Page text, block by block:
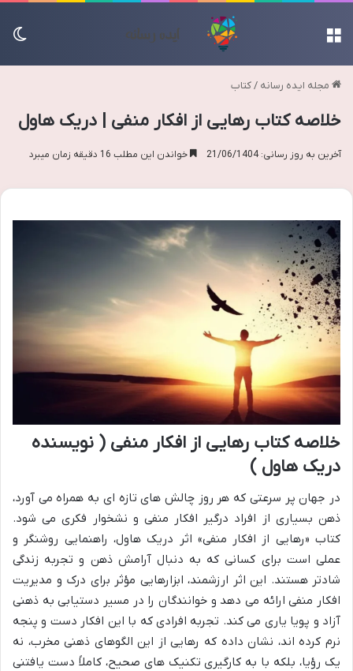
مجله ایده رسانه /کتاب
خلاصه کتاب رهایی از افکار منفی | دریک هاول
آخرین به روز رسانی: 21/06/1404 خواندن این مطلب 16 دقیقه زمان میبرد
خلاصه کتاب رهایی از افکار منفی ( نویسنده
دریک هاول )
در جهان پر سرعتی که هر روز چالش های تازه ای به همراه می آورد،
ذهن بسیاری از افراد درگیر افکار منفی و نشخوار فکری می شود.
کتاب «رهایی از افکار منفی» اثر دریک هاول، راهنمایی روشنگر و
عملی است برای کسانی که به دنبال آرامش ذهن و تجربه زندگی
شادتر هستند. این اثر ارزشمند، ابزارهایی مؤثر برای درک و مدیریت
افکار منفی ارائه می دهد و خوانندگان را در مسیر دستیابی به ذهنی
آزاد و پویا یاری می کند. تجربه افرادی که با این افکار دست و پنجه
نرم کرده اند، نشان داده که رهایی از این الگوهای ذهنی مخرب، نه
یک رؤیا، بلکه با به کارگیری تکنیک های صحیح، کاملاً دست یافتنی